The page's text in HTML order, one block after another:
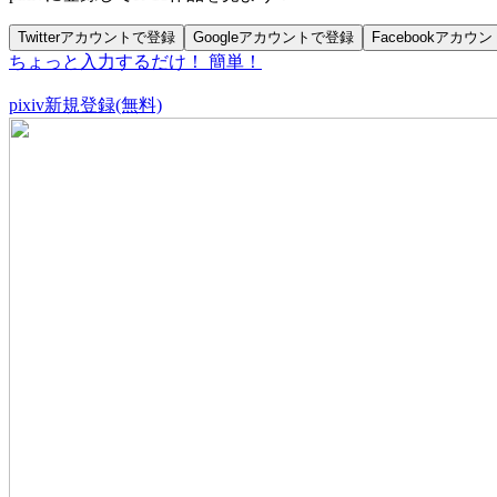
Twitterアカウントで登録 Googleアカウントで登録 Facebookアカウン
ちょっと入力するだけ！ 簡単！
pixiv新規登録(無料)